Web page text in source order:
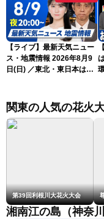
【ライブ】最新天気ニュー
ス・地震情報 2026年8月9
日(日) ／東北・東日本は急
衣／芳野達郎〉
関東の人気の花火
第39回利根川大花火大会
湘南江の島（神奈